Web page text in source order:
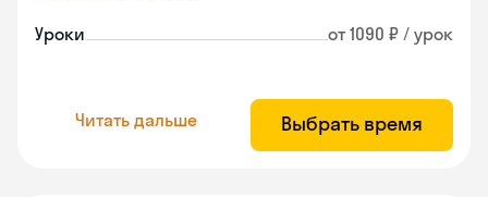
Уроки от 1090 ₽ / урок
Читать дальше Выбрать время